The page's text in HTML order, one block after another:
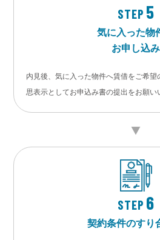
STEP 5
気に入った物
お申し込み
内見後、気に入った物件へ賃借をご希
思表示としてお申込み書の提出をお願い
STEP 6
契約条件のすり